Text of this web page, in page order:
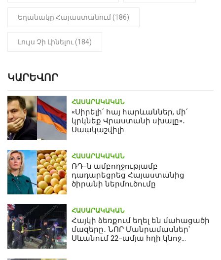
Եղանակը Հայաստանում (186)
Լույս Չի Լինելու (184)
ԿԱՐԵՎՈՐ
ՀԱՍԱՐԱԿԱԿԱՆ
«Սիրելի՛ հայ հարևաններ, մի՛
կրկնեք Վրաստանի սխալը»․
Սաակաշվիլի
ՀԱՍԱՐԱԿԱԿԱՆ
ՌԴ-ն ամբողջությամբ
դադարեցրեց Հայաստանից
ծիրանի ներմուծումը
ՀԱՍԱՐԱԿԱԿԱՆ
Հայկի ձեռքում եղել են մահացածի
մազերը․ ՆՈՐ Մանրամասներ՝
Սևանում 22-ամյա հղի կնոջ